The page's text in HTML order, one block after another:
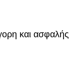
και ασφαλής